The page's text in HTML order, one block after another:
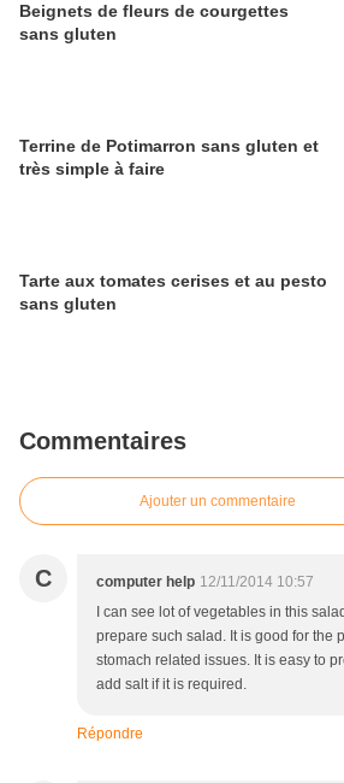
Beignets de fleurs de courgettes
sans gluten
Terrine de Potimarron sans gluten et
très simple à faire
Tarte aux tomates cerises et au pesto
sans gluten
Commentaires
Ajouter un commentaire
C computer help 12/11/2014 10:57
I can see lot of vegetables in this
prepare such salad. It is good for the
stomach related issues. It is easy to
add salt if it is required.
Répondre